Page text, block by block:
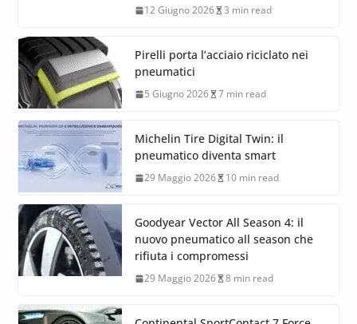
12 Giugno 2026 3 min read
Pirelli porta l’acciaio riciclato nei
pneumatici
5 Giugno 2026 7 min read
Michelin Tire Digital Twin: il
pneumatico diventa smart
29 Maggio 2026 10 min read
Goodyear Vector All Season 4: il
nuovo pneumatico all season che
rifiuta i compromessi
29 Maggio 2026 8 min read